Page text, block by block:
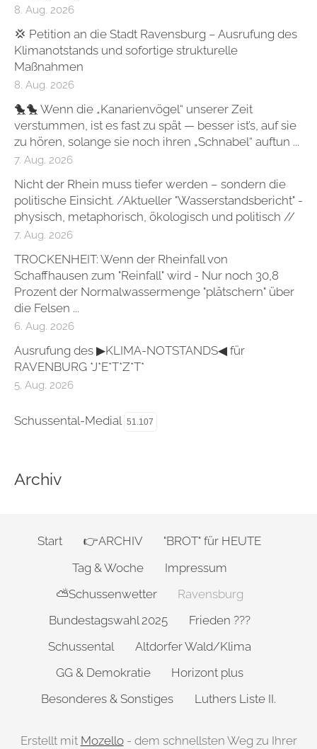
8. Aug. 2026
💢 Petition an die Stadt Ravensburg – Ausrufung des
Klimanotstands und sofortige strukturelle
Maßnahmen
8. Aug. 2026
🐤🐤 Wenn die „Kanarienvögel“ unserer Zeit
verstummen, ist es fast zu spät — besser ist’s, auf sie
zu hören, solange sie noch ihren „Schnabel“ auftun ...
7. Aug. 2026
Nicht der Rhein muss tiefer werden – sondern die
politische Einsicht. /Aktueller "Wasserstandsbericht" -
physisch, metaphorisch, ökologisch und politisch //
7. Aug. 2026
TROCKENHEIT: Wenn der Rheinfall von
Schaffhausen zum "Reinfall" wird - Nur noch 30,8
Prozent der Normalwassermenge "plätschern" über
die Felsen ...
6. Aug. 2026
Ausrufung des ▶KLIMA-NOTSTANDS◀ für
RAVENBURG *J*E*T*Z*T*
5. Aug. 2026
Schussental-Medial 51.107
Archiv
Start 👉ARCHIV
"BROT" für HEUTE
Tag & Woche
Impressum
⛅Schussenwetter
Ravensburg
Bundestagswahl 2025
Frieden ???
Schussental
Altdorfer Wald/Klima
GG & Demokratie
Horizont plus
Besonderes & Sonstiges
Luthers Liste II.
Erstellt mit Mozello- dem schnellsten Weg zu Ihrer